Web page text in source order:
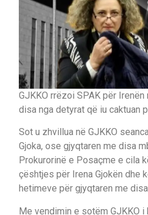
GJKKO rrëzoi SPAK për
disa nga detyrat që iu caktuan
Sot u zhvillua në GJKKO
Gjoka, ose gjyqtaren me disa
Prokurorinë e Posaçme e cila
çështjes për Irena Gjokën dhe
hetimeve për gjyqtaren me
Me vendimin e sotëm GJKKO i